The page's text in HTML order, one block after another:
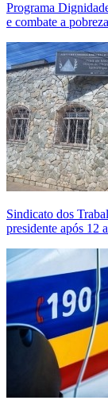
Programa
e combate a
Sindicato dos
presidente após 12